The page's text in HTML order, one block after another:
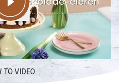
TO VIDEO